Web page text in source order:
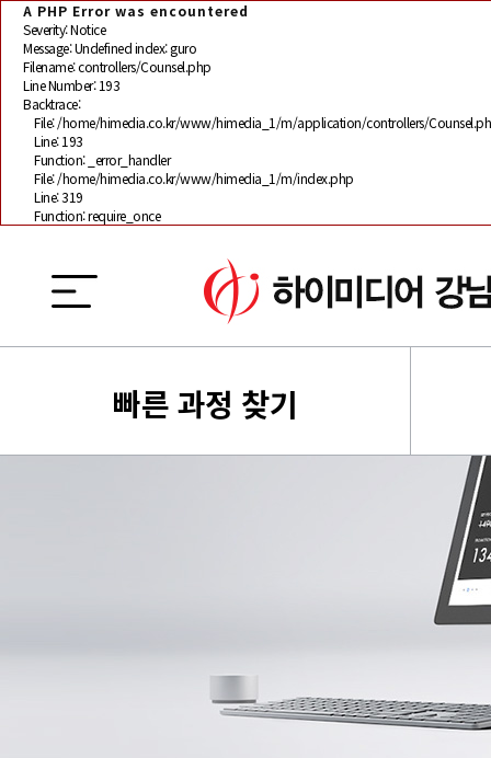
A PHP Error was encountered
Severity: Notice
Message: Undefined index: guro
Filename: controllers/Counsel.php
Line Number: 193
Backtrace:
File: /home/himedia.co.kr/www/himedia_1/m/application/controllers/
Line: 193
Function: _error_handler
File: /home/himedia.co.kr/www/himedia_1/m/index.php
Line: 319
Function: require_once
빠른 과정 찾기